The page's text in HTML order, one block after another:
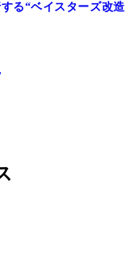
る“ベイスターズ改造